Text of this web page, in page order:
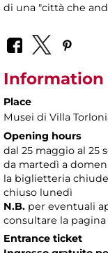
di una "città che
Information
Place
Musei di Villa
Opening hours
dal 25 maggio al 25
da martedì a
la biglietteria
chiuso lunedì
N.B. per eventuali
consultare la
Entrance ticket